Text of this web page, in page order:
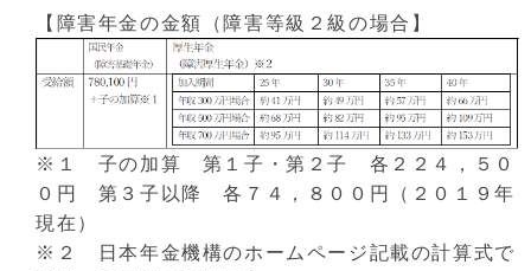
【障害年金の金額（障害等級２級の場合】
※１ 子の加算 第１子・第２子 各２２４，５０
０円 第３子以降 各７４，８００円（２０１９年
現在）
※２ 日本年金機構のホームページ記載の計算式で